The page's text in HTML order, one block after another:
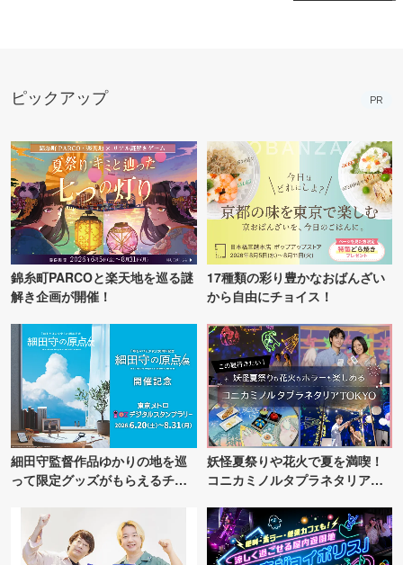
ピックアップ PR
錦糸町PARCOと楽天地を巡る謎
解き企画が開催！
17種類の彩り豊かなおばんざい
から自由にチョイス！
細田守監督作品ゆかりの地を巡
って限定グッズがもらえるチャ
妖怪夏祭りや花火で夏を満喫！
コニカミノルタプラネタリア